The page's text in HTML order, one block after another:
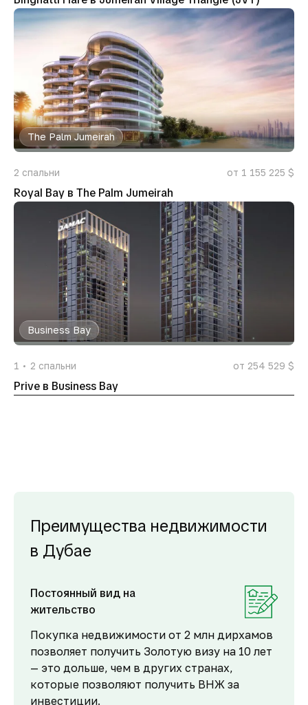
The Palm Jumeirah
2 спальни от 1 155 225 $
Royal Bay в The Palm Jumeirah
Business Bay
1 2 спальни от 254 529 $
Prive в Business Bay
Преимущества недвижимости
в Дубае
Постоянный вид на
жительство
Покупка недвижимости от 2 млн дирхамов
позволяет получить Золотую визу на 10 лет
— это дольше, чем в других странах,
которые позволяют получить ВНЖ за
инвестиции.